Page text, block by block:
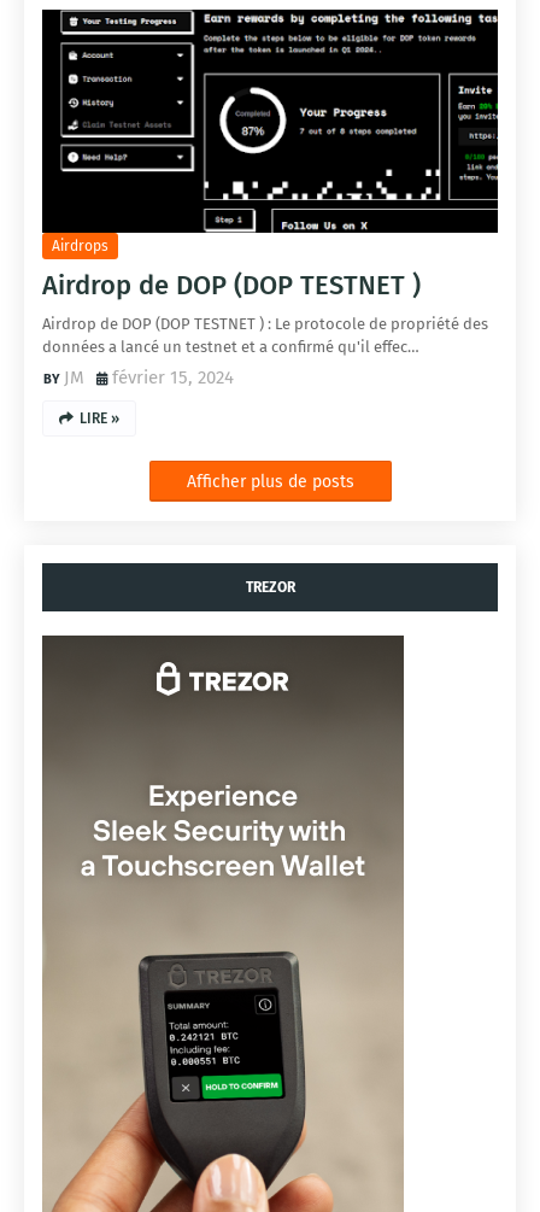
Airdrops
Airdrop de DOP (DOP TESTNET )
Airdrop de DOP (DOP TESTNET ) : Le protocole de propriété des
données a lancé un testnet et a confirmé qu'il effec…
JM février 15, 2024
LIRE »
Afficher plus de posts
TREZOR